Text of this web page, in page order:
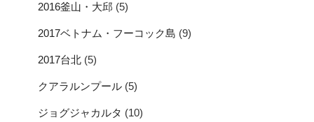
2016釜山・大邱 (5)
2017ベトナム・フーコック島 (9)
2017台北 (5)
クアラルンプール (5)
ジョグジャカルタ (10)